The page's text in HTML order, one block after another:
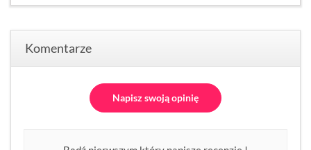
Komentarze
Napisz swoją opinię